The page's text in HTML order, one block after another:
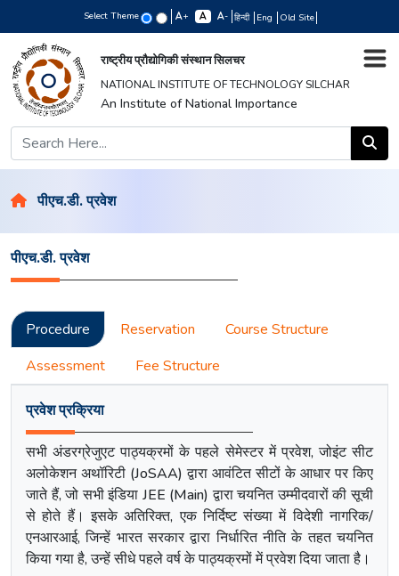
Select Theme + - हिन्दी Eng Old Site
राष्ट्रीय प्रौद्योगिकी संस्थान सिलचर
NATIONAL INSTITUTE OF TECHNOLOGY SILCHAR
An Institute of National Importance
पीएच.डी. प्रवेश
पीएच.डी. प्रवेश
Procedure Reservation
Course Structure
Assessment
Fee Structure
प्रवेश प्रक्रिया
सभी अंडरग्रेजुएट पाठ्यक्रमों के पहले सेमेस्टर में प्रवेश, जोइंट सीट
अलोकेशन अथॉरिटी (JoSAA) द्वारा आवंटित सीटों के आधार पर किए
जाते हैं, जो सभी इंडिया JEE (Main) द्वारा चयनित उम्मीदवारों की सूची
से होते हैं। इसके अतिरिक्त, एक निर्दिष्ट संख्या में विदेशी नागरिक/
एनआरआई, जिन्हें भारत सरकार द्वारा निर्धारित नीति के तहत चयनित
किया गया है, उन्हें सीधे पहले वर्ष के पाठ्यक्रमों में प्रवेश दिया जाता है।